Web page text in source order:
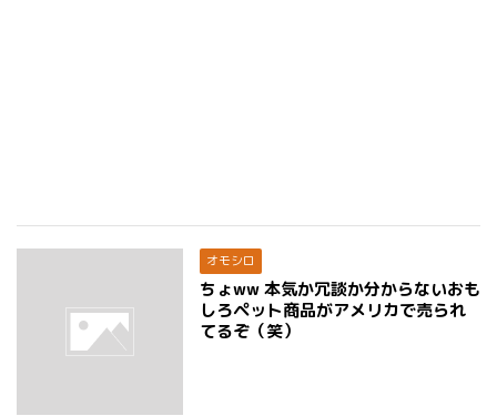
オモシロ
ちょww 本気か冗談か分からないおも
しろペット商品がアメリカで売られ
てるぞ（笑）